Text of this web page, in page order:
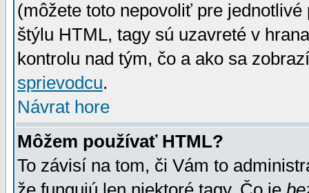
(môžete toto nepovoliť pre
štýlu HTML, tagy sú uzavreté v
kontrolu nad tým, čo a ako sa
sprievodcu.
Návrat hore
Môžem používať HTML?
To závisí na tom, či Vám to